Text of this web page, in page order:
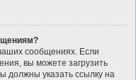
сообщениях. Если
вы можете загрузить
должны указать ссылку на